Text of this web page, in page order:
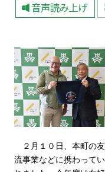
２月１０日、本町の
流事業などに携わって